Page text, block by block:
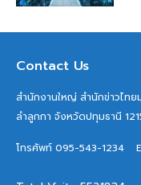
Contact Us
สำนักงานใหญ่ สำนักข่าวไท
ลำลูกกา จังหวัดปทุมธานี
โทรศัพท์ 095-543-1234